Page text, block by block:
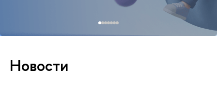
Новости